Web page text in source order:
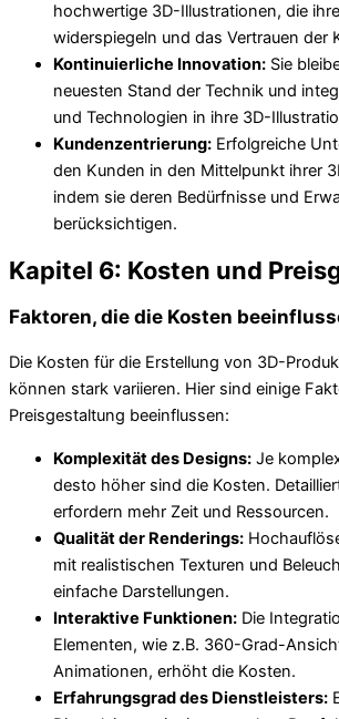
hochwertige 3D-Illustrationen, die
widerspiegeln und das Vertrauen der
Kontinuierliche Innovation: Sie
neuesten Stand der Technik und
und Technologien in ihre 3D-
Kundenzentrierung: Erfolgreiche
den Kunden in den Mittelpunkt ihrer
indem sie deren Bedürfnisse und
berücksichtigen.
Kapitel 6: Kosten und
Faktoren, die die Kosten
Die Kosten für die Erstellung von 3D-
können stark variieren. Hier sind einige
Preisgestaltung beeinflussen:
Komplexität des Designs: Je
desto höher sind die Kosten.
erfordern mehr Zeit und Ressourcen.
Qualität der Renderings:
mit realistischen Texturen und
einfache Darstellungen.
Interaktive Funktionen: Die
Elementen, wie z.B. 360-Grad-
Animationen, erhöht die Kosten.
Erfahrungsgrad des Dienstleisters: